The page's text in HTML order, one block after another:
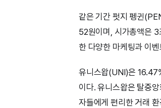
같은 기간 펏지 펭귄
52원이며, 시가총액은
한 다양한 마케팅과 이
유니스왑(UNI)은
이다. 유니스왑은 탈중
자들에게 편리한 거래